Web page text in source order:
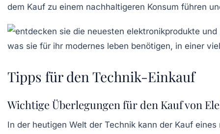
dem Kauf zu einem nachhaltigeren Konsum führen
Tipps für den Technik-Einkauf
Wichtige Überlegungen für den Kauf von
In der heutigen Welt der Technik kann der Kauf